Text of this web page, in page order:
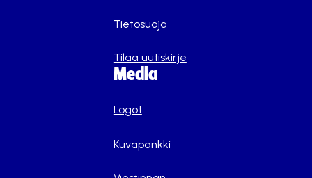
Tietosuoja
Tilaa uutiskirje
Media
Logot
Kuvapankki